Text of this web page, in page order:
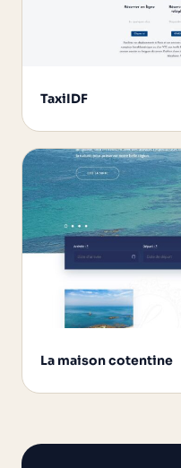
TaxiIDF
La maison cotentine